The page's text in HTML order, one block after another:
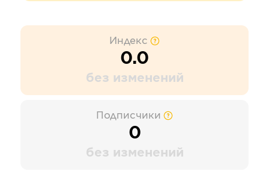
Индекс
0.0
без изменений
Подписчики
0
без изменений